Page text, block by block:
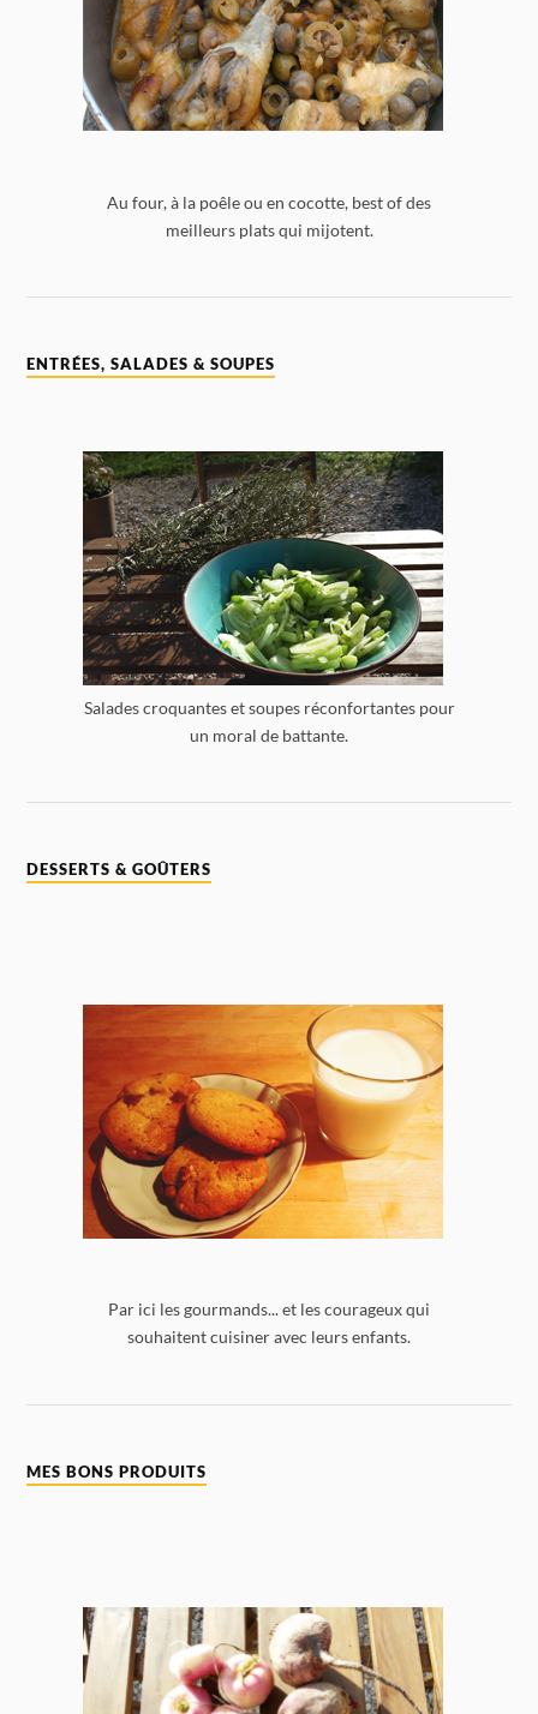
Au four, à la poêle ou en cocotte, best of des
meilleurs plats qui mijotent.
ENTRÉES, SALADES & SOUPES
Salades croquantes et soupes réconfortantes pour
un moral de battante.
DESSERTS & GOÛTERS
Par ici les gourmands... et les courageux qui
souhaitent cuisiner avec leurs enfants.
MES BONS PRODUITS